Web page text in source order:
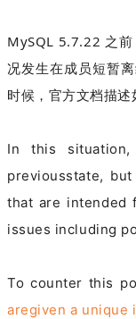
MySQL 5.7.22 之
况发生在成员短暂
时候，官方文档描述
In this
previousstate,
that are intended
issues including
To counter this
aregiven a unique